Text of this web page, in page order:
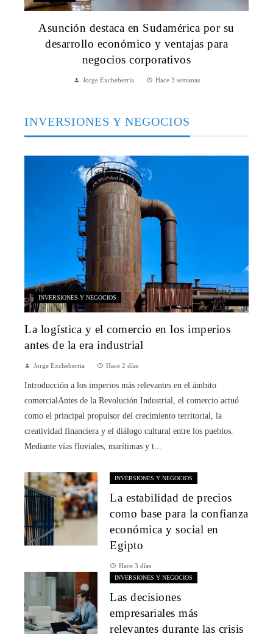
Asunción destaca en Sudamérica por su
desarrollo económico y ventajas para
negocios corporativos
Jorge Excheberria Hace 3 semanas
INVERSIONES Y NEGOCIOS
INVERSIONES Y NEGOCIOS
La logística y el comercio en los imperios
antes de la era industrial
Jorge Excheberria Hace 2 días
Introducción a los imperios más relevantes en el ámbito
comercialAntes de la Revolución Industrial, el comercio actuó
como el principal propulsor del crecimiento territorial, la
creatividad financiera y el diálogo cultural entre los pueblos.
Mediante vías fluviales, marítimas y t...
INVERSIONES Y NEGOCIOS
La estabilidad de precios
como base para la confianza
económica y social en
Egipto
Hace 3 días
INVERSIONES Y NEGOCIOS
Las decisiones
empresariales más
relevantes durante las crisis